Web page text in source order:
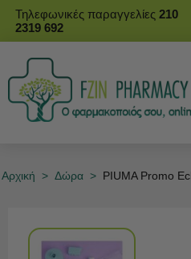
Τηλεφωνικές παραγγελίες 210
2319 692
Αρχική > Δώρα > PIUMA Promo